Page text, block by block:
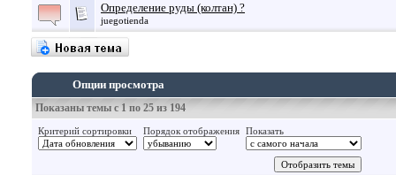
Определение руды (колтан) ?
juegotienda
Опции просмотра
Показаны темы с 1 по 25 из 194
Критерий сортировки Порядок отображения Показать